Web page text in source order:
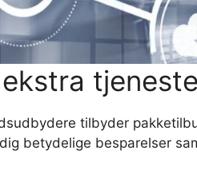
tilbyder
betydelige besparelser